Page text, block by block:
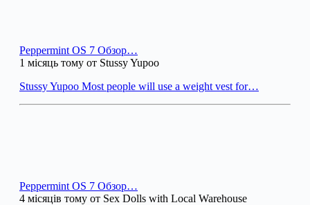
Peppermint OS 7 Обзор…
1 місяць тому от Stussy Yupoo
Stussy Yupoo Most people will use a weight vest for…
Peppermint OS 7 Обзор…
4 місяців тому от Sex Dolls with Local Warehouse